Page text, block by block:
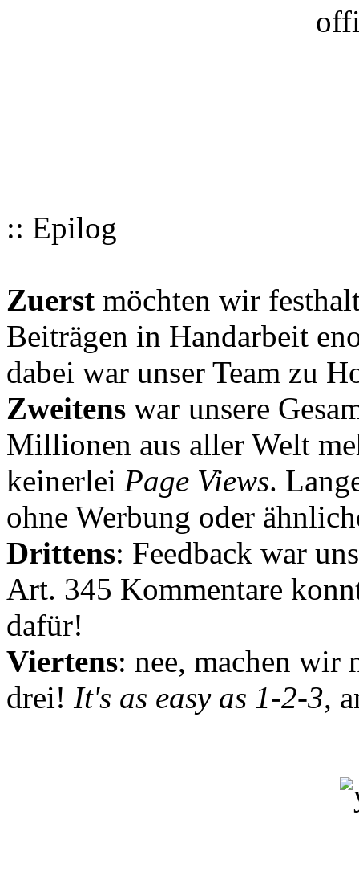
:: Epilog
Zuerst möchten wir
Beiträgen in Handarbeit
dabei war unser Team zu
Zweitens war unsere
Millionen aus aller Welt
keinerlei Page Views.
ohne Werbung oder
Drittens: Feedback war
Art. 345 Kommentare
dafür!
Viertens: nee, machen wir
drei! It's as easy as 1-2-3,